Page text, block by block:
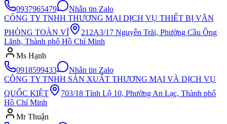
0937965479
Nhắn tin Zalo
CÔNG TY TNHH THƯƠNG MẠI DỊCH VỤ THIẾT BỊ VĂN
PHÒNG TOÀN VĨ
212A3/17 Nguyễn Trãi, Phường Cầu Ông
Lãnh, Thành phố Hồ Chí Minh
Ms Hạnh
0918599433
Nhắn tin Zalo
CÔNG TY TNHH SẢN XUẤT THƯƠNG MẠI VÀ DỊCH VỤ
QUỐC KIỆT
703/18 Tỉnh Lộ 10, Phường An Lạc, Thành phố
Hồ Chí Minh
Mr Thuận